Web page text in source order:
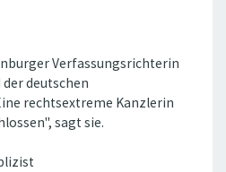
Verfassungsrichterin
deutschen
rechtsextreme Kanzlerin
sagt sie.